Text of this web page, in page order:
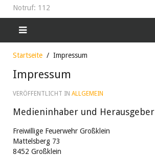
Notruf: 112
Startseite Impressum
Impressum
VERÖFFENTLICHT IN ALLGEMEIN
Medieninhaber und Herausgeber
Freiwillige Feuerwehr Großklein
Mattelsberg 73
8452 Großklein